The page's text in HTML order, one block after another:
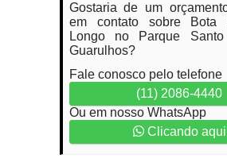
Gostaria de um
em contato sobre Bota
Longo no Parque
Guarulhos?
Fale conosco pelo telefone
(11) 2086-4440
Ou em nosso WhatsApp
Clicando aqui